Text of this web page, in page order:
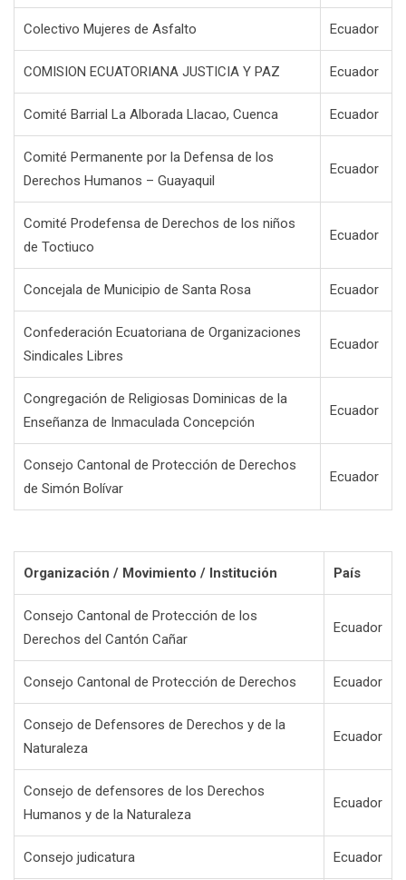
Colectivo Mujeres de Asfalto Ecuador
COMISION ECUATORIANA JUSTICIA Y PAZ Ecuador
Comité Barrial La Alborada Llacao, Cuenca Ecuador
Comité Permanente por la Defensa de los
Derechos Humanos – Guayaquil
Ecuador
Comité Prodefensa de Derechos de los niños
de Toctiuco
Ecuador
Concejala de Municipio de Santa Rosa Ecuador
Confederación Ecuatoriana de Organizaciones
Sindicales Libres
Ecuador
Congregación de Religiosas Dominicas de la
Enseñanza de Inmaculada Concepción
Ecuador
Consejo Cantonal de Protección de Derechos
de Simón Bolívar
Ecuador
Organización / Movimiento / Institución País
Consejo Cantonal de Protección de los
Derechos del Cantón Cañar
Ecuador
Consejo Cantonal de Protección de Derechos Ecuador
Consejo de Defensores de Derechos y de la
Naturaleza
Ecuador
Consejo de defensores de los Derechos
Humanos y de la Naturaleza
Ecuador
Consejo judicatura Ecuador